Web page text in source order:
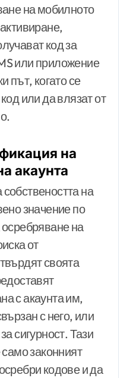
на мобилното
код за
или приложение
път, когато се
или да влязат от
на
акаунта
на
значение по
на
от
своята
с акаунта им,
с него, или
сигурност. Тази
законният
кодове и да